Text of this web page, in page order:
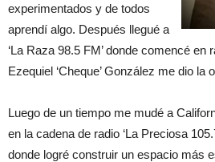
experimentados y de todos
aprendí algo. Después llegué a
‘La Raza 98.5 FM’ donde comencé en
Ezequiel ‘Cheque’ González me dio la
Luego de un tiempo me mudé a
en la cadena de radio ‘La Preciosa
donde logré construir un espacio más